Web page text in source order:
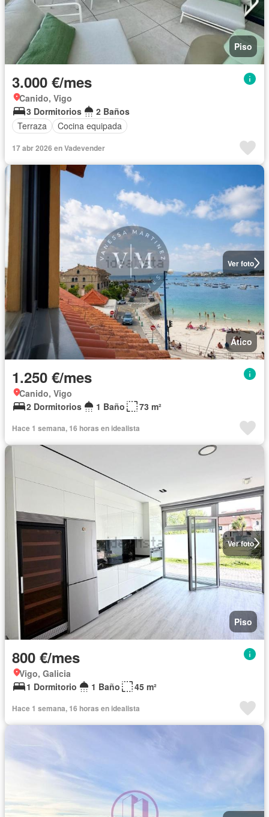
Piso
3.000 €/mes
Canido, Vigo
3 Dormitorios
2 Baños
Terraza
Cocina equipada
17 abr 2026 en Vadevender
Ver foto
Ático
1.250 €/mes
Canido, Vigo
2 Dormitorios
1 Baño 73 m²
Hace 1 semana, 16 horas en idealista
Ver foto
Piso
800 €/mes
Vigo, Galicia
1 Dormitorio
1 Baño 45 m²
Hace 1 semana, 16 horas en idealista